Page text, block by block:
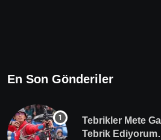
En Son Gönderiler
Tebrikler Mete
Tebrik